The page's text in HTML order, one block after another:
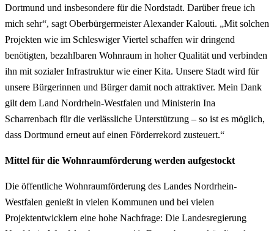
Dortmund und insbesondere für die Nordstadt. Darüber freue ich
mich sehr“, sagt Oberbürgermeister Alexander Kalouti. „Mit solchen
Projekten wie im Schleswiger Viertel schaffen wir dringend
benötigten, bezahlbaren Wohnraum in hoher Qualität und verbinden
ihn mit sozialer Infrastruktur wie einer Kita. Unsere Stadt wird für
unsere Bürgerinnen und Bürger damit noch attraktiver. Mein Dank
gilt dem Land Nordrhein-Westfalen und Ministerin Ina
Scharrenbach für die verlässliche Unterstützung – so ist es möglich,
dass Dortmund erneut auf einen Förderrekord zusteuert.“
Mittel für die Wohnraumförderung werden aufgestockt
Die öffentliche Wohnraumförderung des Landes Nordrhein-
Westfalen genießt in vielen Kommunen und bei vielen
Projektentwicklern eine hohe Nachfrage: Die Landesregierung